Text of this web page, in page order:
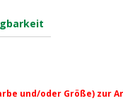
und/oder Größe) zur